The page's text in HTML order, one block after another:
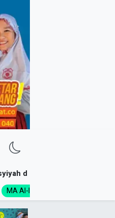
dan NA
MA Al-Ishlah Gelar...